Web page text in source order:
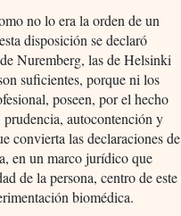
no lo era la orden de un
disposición se declaró
Nuremberg, las de Helsinki
suficientes, porque ni los
poseen, por el hecho
autocontención y
convierta las declaraciones de
en un marco jurídico que
de la persona, centro de este
biomédica.